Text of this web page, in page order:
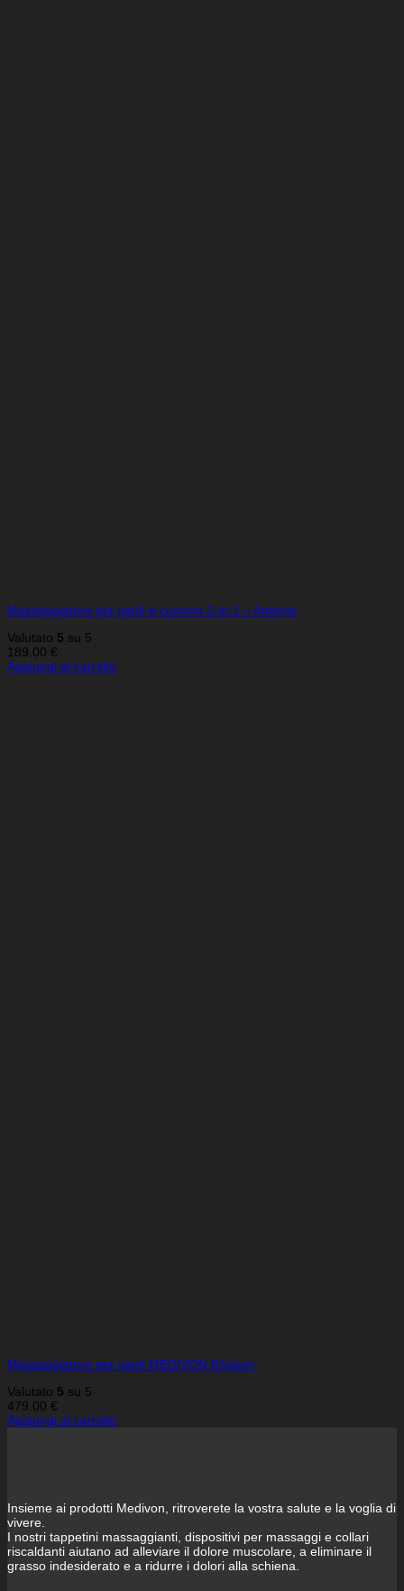
Massaggiatore per piedi e cuscino 2-in-1 – Artemis
Valutato 5 su 5
189.00 €
Aggiungi al carrello
Massaggiatore per piedi MEDIVON Elysium
Valutato 5 su 5
479.00 €
Aggiungi al carrello
Insieme ai prodotti Medivon, ritroverete la vostra salute e la voglia di
vivere.
I nostri tappetini massaggianti, dispositivi per massaggi e collari
riscaldanti aiutano ad alleviare il dolore muscolare, a eliminare il
grasso indesiderato e a ridurre i dolori alla schiena.